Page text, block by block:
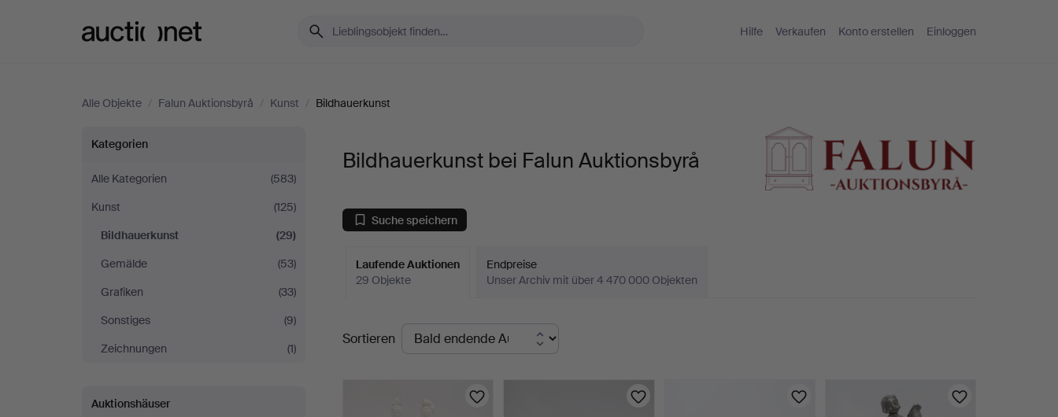
Hilfe Verkaufen Konto erstellen Einloggen
Alle Objekte / Falun Auktionsbyrå / Kunst / Bildhauerkunst
Bildhauerkunst
bei
Falun
Auktionsbyrå
Kategorien
Alle Kategorien
(583)
Kunst
(125)
Bildhauerkunst
(29)
Gemälde
(53)
Grafiken
(33)
Sonstiges
(9)
Zeichnungen
(1)
Auktionshäuser
Bildhauerkunst bei Falun Auktionsbyrå
Suche speichern
Laufende Auktionen
29 Objekte
Endpreise
Unser Archiv mit über 4 470 000 Objekten
Laufende
Auktionen
Sortieren